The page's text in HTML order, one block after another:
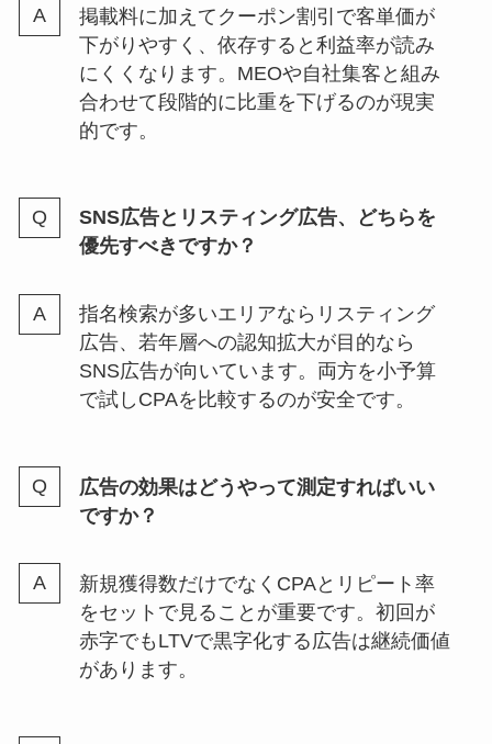
掲載料に加えてクーポン割引で客単価が
下がりやすく、依存すると利益率が読み
にくくなります。MEOや自社集客と組み
合わせて段階的に比重を下げるのが現実
的です。
SNS広告とリスティング広告、どちらを
優先すべきですか？
指名検索が多いエリアならリスティング
広告、若年層への認知拡大が目的なら
SNS広告が向いています。両方を小予算
で試しCPAを比較するのが安全です。
広告の効果はどうやって測定すればいい
ですか？
新規獲得数だけでなくCPAとリピート率
をセットで見ることが重要です。初回が
赤字でもLTVで黒字化する広告は継続価値
があります。